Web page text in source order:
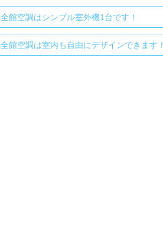
全館空調はシンプル室外機1台です！
全館空調は室内も自由にデザインできます！